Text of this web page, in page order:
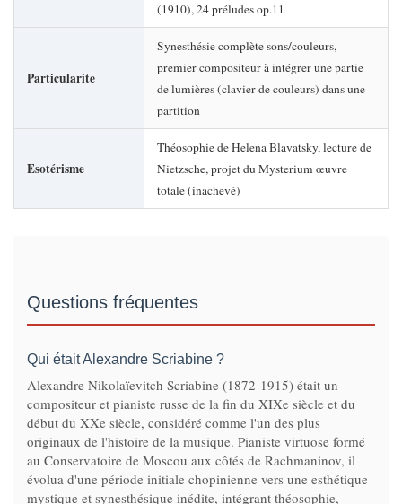
(1910), 24 préludes op.11
Particularite
Synesthésie complète sons/couleurs,
premier compositeur à intégrer une partie
de lumières (clavier de couleurs) dans une
partition
Esotérisme
Théosophie de Helena Blavatsky, lecture de
Nietzsche, projet du Mysterium œuvre
totale (inachevé)
Questions fréquentes
Qui était Alexandre Scriabine ?
Alexandre Nikolaïevitch Scriabine (1872-1915) était un
compositeur et pianiste russe de la fin du XIXe siècle et du
début du XXe siècle, considéré comme l'un des plus
originaux de l'histoire de la musique. Pianiste virtuose formé
au Conservatoire de Moscou aux côtés de Rachmaninov, il
évolua d'une période initiale chopinienne vers une esthétique
mystique et synesthésique inédite, intégrant théosophie,